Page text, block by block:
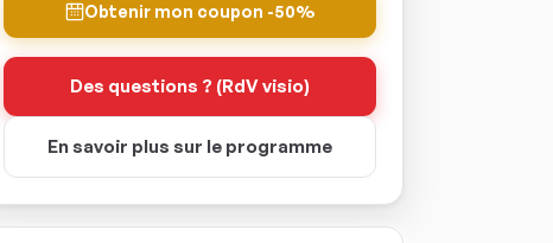
Obtenir mon coupon -50%
Des questions ? (RdV visio)
En savoir plus sur le programme